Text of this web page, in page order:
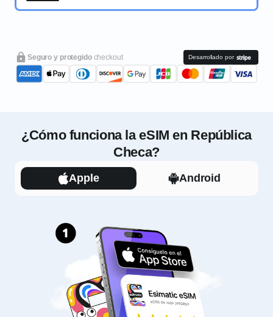
Seguro y protegido checkout Desarrollado por
¿Cómo funciona la eSIM en República
Checa?
Apple Android